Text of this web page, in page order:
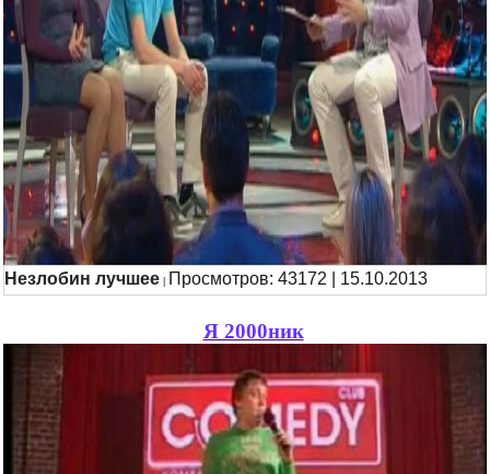
Незлобин лучшее Просмотров: 43172 | 15.10.2013
Я 2000ник